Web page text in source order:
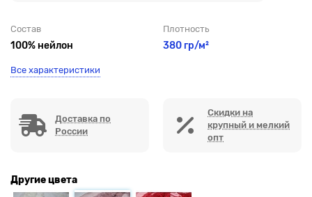
Состав
100% нейлон
Плотность
380 гр/м²
Все характеристики
Доставка по
России
Скидки на
крупный и мелкий
опт
Другие цвета